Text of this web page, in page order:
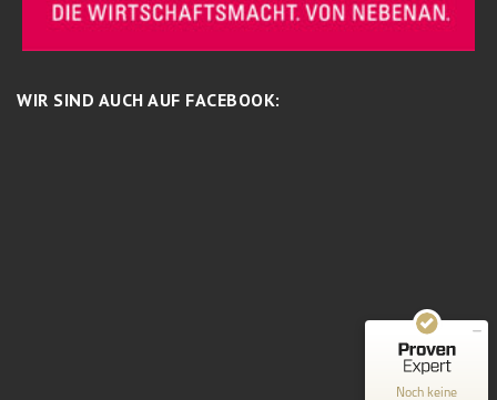
WIR SIND AUCH AUF FACEBOOK:
Noch keine